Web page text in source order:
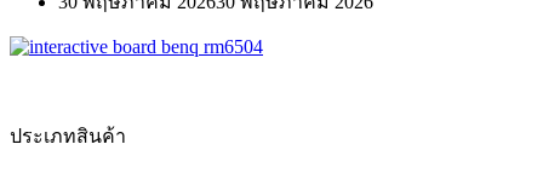
ประเภทสินค้า